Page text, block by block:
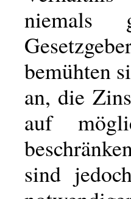
niemals
bemühten
an, die
auf
sind